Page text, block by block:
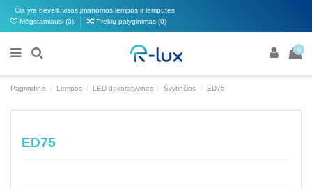
Čia yra beveik visos įmanomos lempos ir lemputės
Mėgstamiausi (0) Prekių palyginimas (0)
0
Pagrindinis Lempos LED dekoratyvinės Švytinčios ED75
ED75